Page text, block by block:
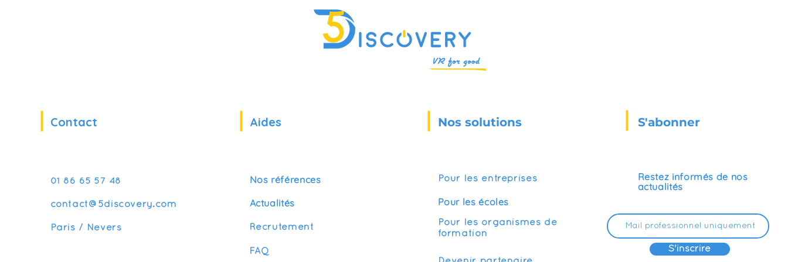
Contact
01 86 65 57 48
contact@5discovery.com
Paris / Nevers
Aides
Nos références
Actualités
Recrutement
FAQ
Nos solutions
Pour les entreprises
Pour les écoles
Pour les organismes de
formation
S'abonner
Restez informés de nos
actualités
S'inscrire